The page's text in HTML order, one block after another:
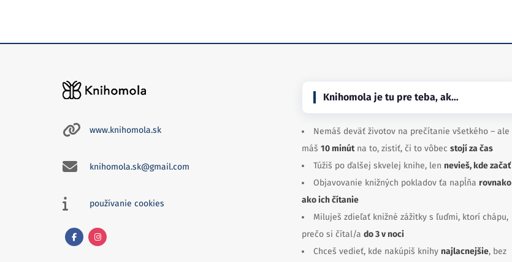
www.knihomola.sk
knihomola.sk@gmail.com
používanie cookies
Knihomola je tu pre teba, ak…
Nemáš deväť životov na prečítanie všetkého – ale
máš 10 minútna to, zistiť, či to vôbec stojí za čas
Túžiš po ďalšej skvelej knihe, len nevieš, kde začať
Objavovanie knižných pokladov ťa napĺňa rovnako
ako ich čítanie
Miluješ zdieľať knižné zážitky s ľuďmi, ktorí chápu,
prečo si čítal/a do 3 v noci
Chceš vedieť, kde nakúpiš knihy najlacnejšie, bez